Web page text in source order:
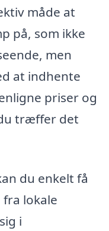
måde at
på, som ikke
men
at indhente
priser og
træffer det
du enkelt få
lokale
i